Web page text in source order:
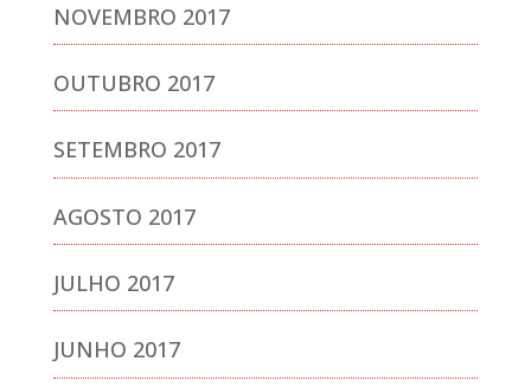
NOVEMBRO 2017
OUTUBRO 2017
SETEMBRO 2017
AGOSTO 2017
JULHO 2017
JUNHO 2017